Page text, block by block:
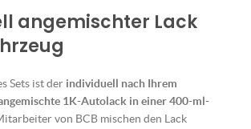
angemischter Lack
Sets ist der individuell nach Ihrem
1K-Autolack in einer 400-ml-
von BCB mischen den Lack